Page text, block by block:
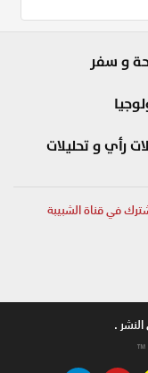
و سفر
رأي و تحليلات
في قناة الشبيبة
.
™